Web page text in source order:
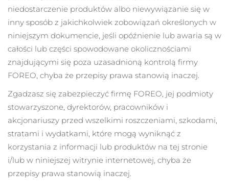
niedostarczenie produktów albo niewywiązanie się w
inny sposób z jakichkolwiek zobowiązań określonych w
niniejszym dokumencie, jeśli opóźnienie lub awaria są w
całości lub części spowodowane okolicznościami
znajdującymi się poza uzasadnioną kontrolą firmy
FOREO, chyba że przepisy prawa stanowią inaczej.
Zgadzasz się zabezpieczyć firmę FOREO, jej podmioty
stowarzyszone, dyrektorów, pracowników i
akcjonariuszy przed wszelkimi roszczeniami, szkodami,
stratami i wydatkami, które mogą wyniknąć z
korzystania z informacji lub produktów na tej stronie
i/lub w niniejszej witrynie internetowej, chyba że
przepisy prawa stanowią inaczej.